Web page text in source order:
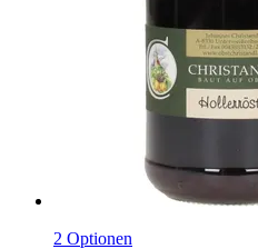
2 Optionen